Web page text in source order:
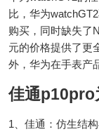
比，华为
购买，同时缺失了
元的价格提供了更
外，华为在手表产
佳通p10pro
1、佳通：仿生结